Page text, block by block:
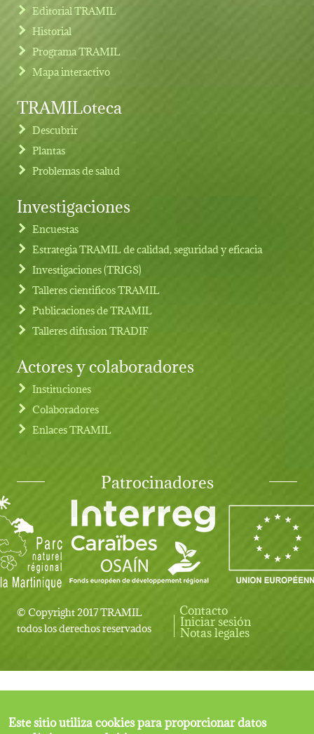
Footer menu
Editorial TRAMIL
Historial
Programa TRAMIL
Mapa interactivo
TRAMILoteca
Descubrir
Plantas
Problemas de salud
Investigaciones
Encuestas
Estrategia TRAMIL de calidad, seguridad y eficacia
Investigaciones (TRIGS)
Talleres cientificos TRAMIL
Publicaciones de TRAMIL
Talleres difusion TRADIF
Actores y colaboradores
Instituciones
Colaboradores
Enlaces TRAMIL
Patrocinadores
© Copyright 2017 TRAMIL
todos los derechos reservados
User account menu
Contacto
Iniciar sesión
Notas legales
Este sitio utiliza cookies para proporcionar datos